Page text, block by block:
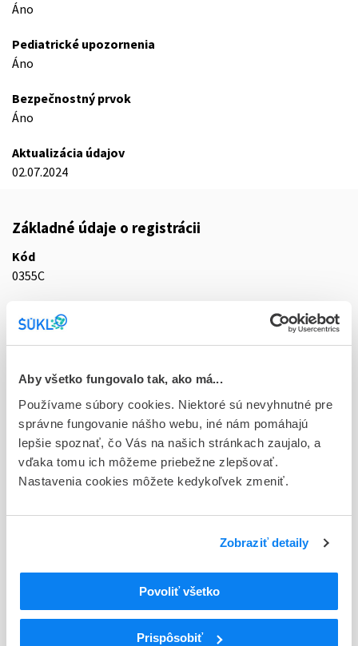
Aby všetko fungovalo tak, ako má...
Používame súbory cookies. Niektoré sú nevyhnutné pre
správne fungovanie nášho webu, iné nám pomáhajú
lepšie spoznať, čo Vás na našich stránkach zaujalo, a
vďaka tomu ich môžeme priebežne zlepšovať.
Nastavenia cookies môžete kedykoľvek zmeniť.
Zobraziť detaily
Povoliť všetko
Prispôsobiť
Áno
Pediatrické upozornenia
Áno
Bezpečnostný prvok
Áno
Aktualizácia údajov
02.07.2024
Základné údaje o registrácii
Kód
0355C
Registračné číslo
30/0328/16-S
tbl flm 98x10 mg (blis.Al/Al)
Stav
D - Registrácia bez obmedzenia platnosti
Typ registračnej procedúry
Vzájomné uznávanie (mutual recognition proc.)
Accord Healthcare Polska Sp. z o.o., Poľsko